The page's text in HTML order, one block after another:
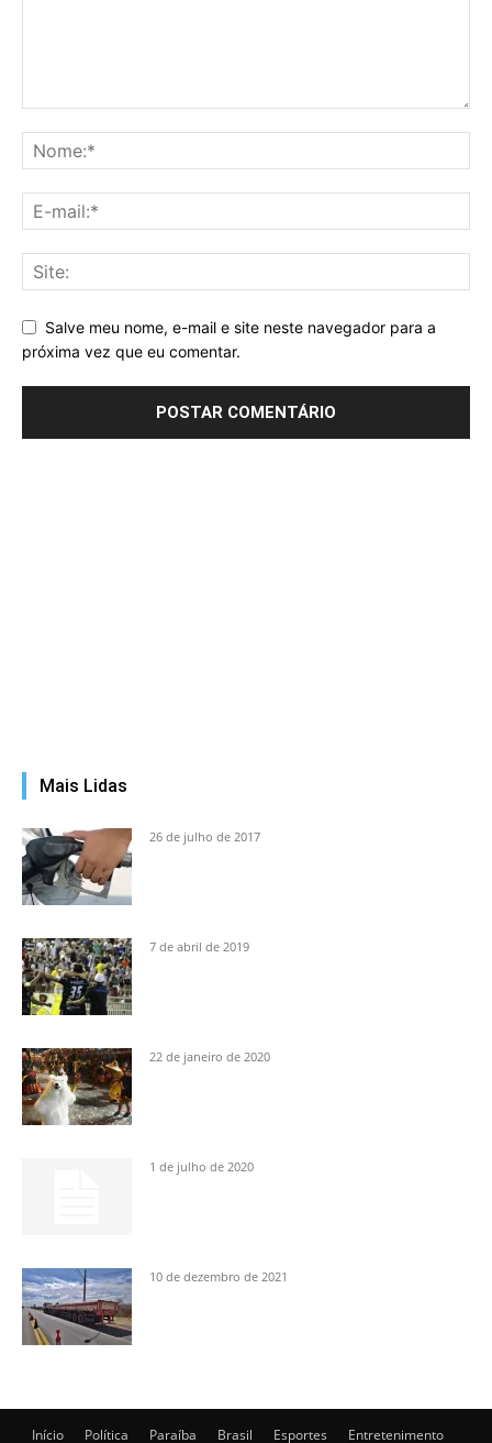
Salve meu nome, e-mail e site neste navegador para a
próxima vez que eu comentar.
Mais Lidas
26 de julho de 2017
7 de abril de 2019
22 de janeiro de 2020
1 de julho de 2020
10 de dezembro de 2021
Início Política Paraíba Brasil Esportes Entretenimento